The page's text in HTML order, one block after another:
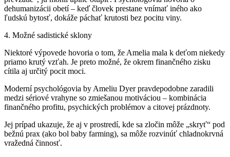
dehumanizácii obetí – keď človek prestane vnímať iného ako
ľudskú bytosť, dokáže páchať krutosti bez pocitu viny.
4. Možné sadistické sklony
Niektoré výpovede hovoria o tom, že Amelia mala k deťom niekedy
priamo krutý vzťah. Je preto možné, že okrem finančného zisku
cítila aj určitý pocit moci.
Moderní psychológovia by Ameliu Dyer pravdepodobne zaradili
medzi sériové vrahyne so zmiešanou motiváciou – kombinácia
finančného profitu, psychických problémov a citovej prázdnoty.
Jej prípad ukazuje, že aj v prostredí, kde sa zločin môže „skryť“ pod
bežnú prax (ako bol baby farming), sa môže rozvinúť chladnokrvná
vražedná činnosť.